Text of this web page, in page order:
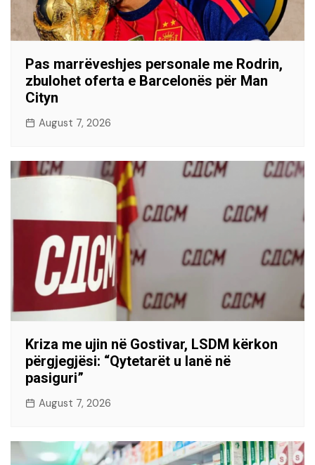
Pas marrëveshjes personale me Rodrin,
zbulohet oferta e Barcelonës për Man
Cityn
August 7, 2026
Kriza me ujin në Gostivar, LSDM kërkon
përgjegjësi: “Qytetarët u lanë në
pasiguri”
August 7, 2026